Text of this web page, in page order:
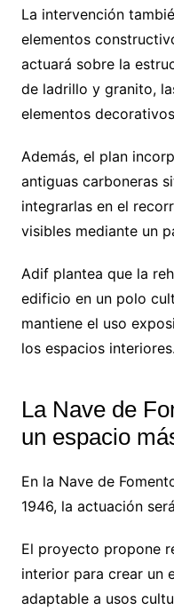
La intervención
elementos
actuará sobre la
de ladrillo y granito,
elementos
Además, el plan
antiguas carboneras
integrarlas en el
visibles mediante un
Adif plantea que la
edificio en un polo
mantiene el uso
los espacios interiores.
La Nave de
un espacio
En la Nave de
1946, la actuación
El proyecto propone
interior para crear un
adaptable a usos